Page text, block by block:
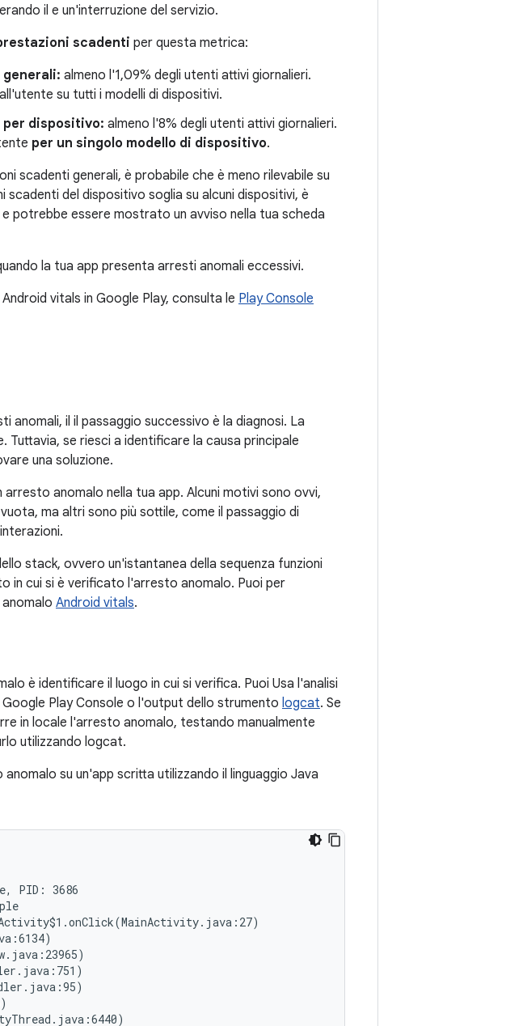
il e un'interruzione del servizio.
scadenti per questa metrica:
almeno l'1,09% degli utenti attivi giornalieri.
su tutti i modelli di dispositivi.
dispositivo: almeno l'8% degli utenti attivi giornalieri.
per un singolo modello di dispositivo.
scadenti generali, è probabile che è meno rilevabile su
del dispositivo soglia su alcuni dispositivi, è
potrebbe essere mostrato un avviso nella tua scheda
la tua app presenta arresti anomali eccessivi.
vitals in Google Play, consulta le Play Console
il il passaggio successivo è la diagnosi. La
Tuttavia, se riesci a identificare la causa principale
una soluzione.
anomalo nella tua app. Alcuni motivi sono ovvi,
ma altri sono più sottile, come il passaggio di
stack, ovvero un'istantanea della sequenza funzioni
in cui si è verificato l'arresto anomalo. Puoi per
Android vitals.
è identificare il luogo in cui si verifica. Puoi Usa l'analisi
Play Console o l'output dello strumento logcat. Se
in locale l'arresto anomalo, testando manualmente
utilizzando logcat.
su un'app scritta utilizzando il linguaggio Java
PID: 3686